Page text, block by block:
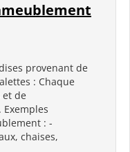
provenant de
: Chaque
de
: -
chaises,